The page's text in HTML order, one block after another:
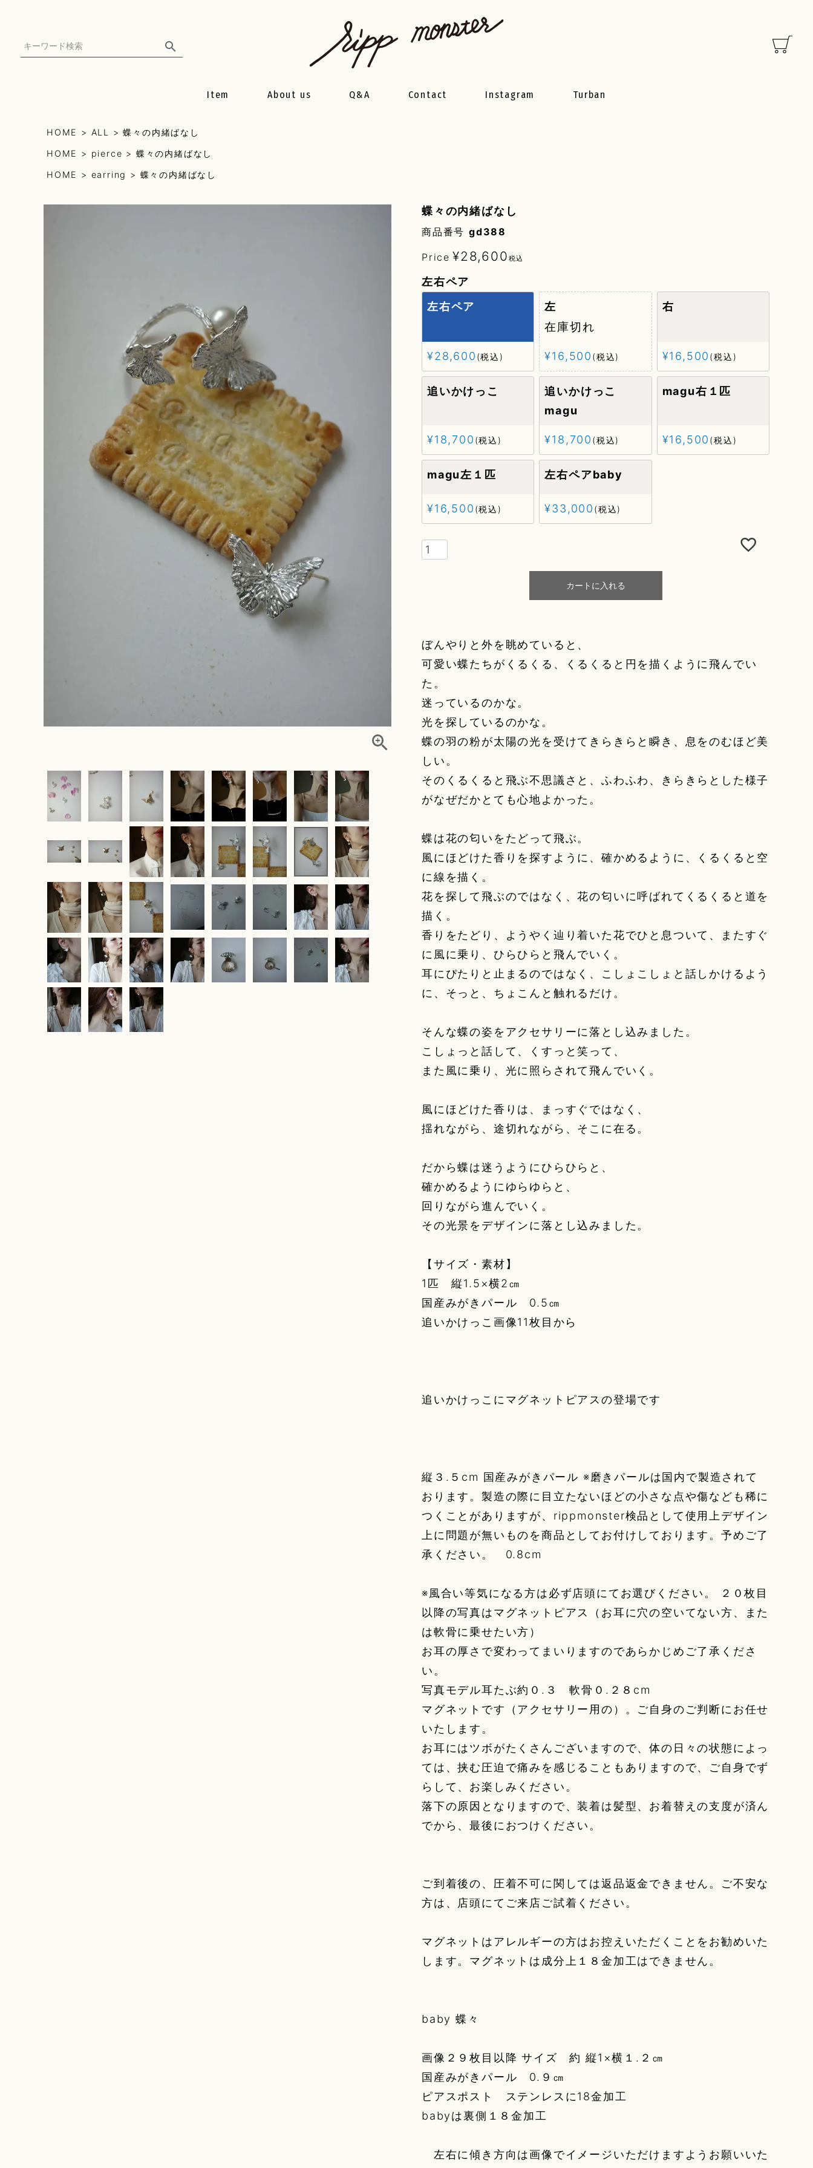
Item
hair accessory
Cache
(candle jewelry)
other
rippmonster
vintage
souhait la fleur
rippmonster
About us Q&A Contact Instagram Turban
HOME ALL 蝶々の内緒ばなし
HOME pierce 蝶々の内緒ばなし
HOME earring 蝶々の内緒ばなし
蝶々の内緒ばなし
商品番号 gd388
Price ¥28,600 税込
左右ペア
左右ペア
¥28,600 税込
左
在庫切れ
¥16,500 税込
右
¥16,500 税込
追いかけっこ
¥18,700 税込
追いかけっこ
magu
¥18,700 税込
magu右１匹
¥16,500 税込
magu左１匹
¥16,500 税込
左右ペアbaby
¥33,000 税込
カートに入れる
ぼんやりと外を眺めていると、
可愛い蝶たちがくるくる、くるくると円を描くように飛んでい
た。
迷っているのかな。
光を探しているのかな。
蝶の羽の粉が太陽の光を受けてきらきらと瞬き、息をのむほど美
しい。
そのくるくると飛ぶ不思議さと、ふわふわ、きらきらとした様子
がなぜだかとても心地よかった。
蝶は花の匂いをたどって飛ぶ。
風にほどけた香りを探すように、確かめるように、くるくると空
に線を描く。
花を探して飛ぶのではなく、花の匂いに呼ばれてくるくると道を
描く。
香りをたどり、ようやく辿り着いた花でひと息ついて、またすぐ
に風に乗り、ひらひらと飛んでいく。
耳にぴたりと止まるのではなく、こしょこしょと話しかけるよう
に、そっと、ちょこんと触れるだけ。
そんな蝶の姿をアクセサリーに落とし込みました。
こしょっと話して、くすっと笑って、
また風に乗り、光に照らされて飛んでいく。
風にほどけた香りは、まっすぐではなく、
揺れながら、途切れながら、そこに在る。
だから蝶は迷うようにひらひらと、
確かめるようにゆらゆらと、
回りながら進んでいく。
その光景をデザインに落とし込みました。
【サイズ・素材】
1匹 縦1.5×横2㎝
国産みがきパール 0.5㎝
追いかけっこ画像11枚目から
追いかけっこにマグネットピアスの登場です
縦３.５cm 国産みがきパール ※磨きパールは国内で製造されて
おります。製造の際に目立たないほどの小さな点や傷なども稀に
つくことがありますが、rippmonster検品として使用上デザイン
上に問題が無いものを商品としてお付けしております。予めご了
承ください。 0.8cm
※風合い等気になる方は必ず店頭にてお選びください。 ２０枚目
以降の写真はマグネットピアス（お耳に穴の空いてない方、また
は軟骨に乗せたい方）
お耳の厚さで変わってまいりますのであらかじめご了承くださ
い。
写真モデル耳たぶ約０.３ 軟骨０.２８cm
マグネットです（アクセサリー用の）。ご自身のご判断にお任せ
いたします。
お耳にはツボがたくさんございますので、体の日々の状態によっ
ては、挟む圧迫で痛みを感じることもありますので、ご自身でず
らして、お楽しみください。
落下の原因となりますので、装着は髪型、お着替えの支度が済ん
でから、最後におつけください。
ご到着後の、圧着不可に関しては返品返金できません。ご不安な
方は、店頭にてご来店ご試着ください。
マグネットはアレルギーの方はお控えいただくことをお勧めいた
します。マグネットは成分上１８金加工はできません。
baby 蝶々
画像２９枚目以降 サイズ 約 縦1×横１.２㎝
国産みがきパール 0.９㎝
ピアスポスト ステンレスに18金加工
babyは裏側１８金加工
左右に傾き方向は画像でイメージいただけますようお願いいた